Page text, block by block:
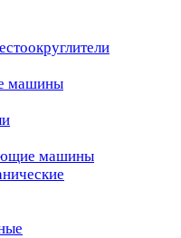
машины
машины